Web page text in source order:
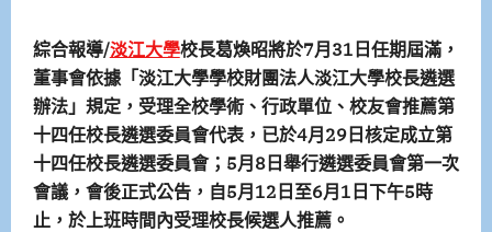
綜合報導/淡江大學校長葛煥昭將於7月31日任期屆滿，
董事會依據「淡江大學學校財團法人淡江大學校長遴選
辦法」規定，受理全校學術、行政單位、校友會推薦第
十四任校長遴選委員會代表，已於4月29日核定成立第
十四任校長遴選委員會；5月8日舉行遴選委員會第一次
會議，會後正式公告，自5月12日至6月1日下午5時
止，於上班時間內受理校長候選人推薦。